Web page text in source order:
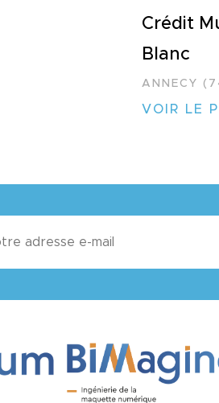
Crédit
Blanc
ANNECY
VOIR LE